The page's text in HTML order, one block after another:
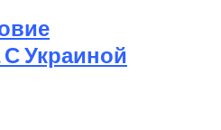
Украиной